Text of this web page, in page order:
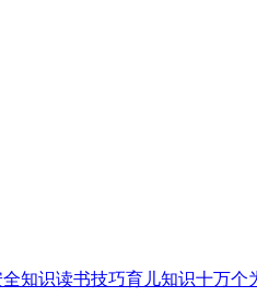
知识读书技巧育儿知识十万个